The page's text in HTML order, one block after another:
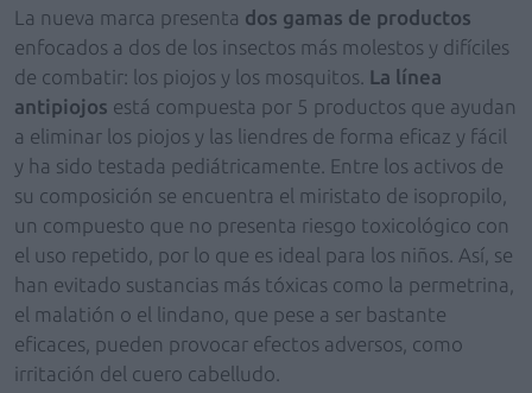
La nueva marca presenta dos gamas de productos
enfocados a dos de los insectos más molestos y difíciles
de combatir: los piojos y los mosquitos. La línea
antipiojos está compuesta por 5 productos que ayudan
a eliminar los piojos y las liendres de forma eficaz y fácil
y ha sido testada pediátricamente. Entre los activos de
su composición se encuentra el miristato de isopropilo,
un compuesto que no presenta riesgo toxicológico con
el uso repetido, por lo que es ideal para los niños. Así, se
han evitado sustancias más tóxicas como la permetrina,
el malatión o el lindano, que pese a ser bastante
eficaces, pueden provocar efectos adversos, como
irritación del cuero cabelludo.